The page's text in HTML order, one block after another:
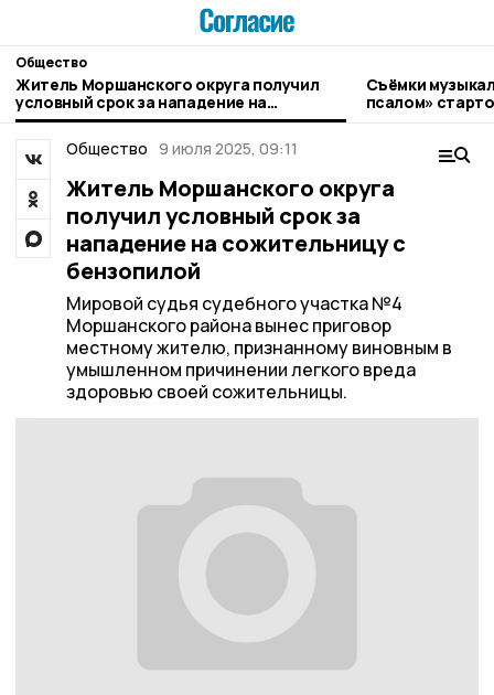
Общество
Житель Моршанского округа получил
условный срок за нападение на
сожительницу с бензопилой
Съёмки
псалом»
Общество 9 июля 2025, 09:11
Житель Моршанского округа
получил условный срок за
нападение на сожительницу с
бензопилой
Мировой судья судебного участка №4
Моршанского района вынес приговор
местному жителю, признанному виновным в
умышленном причинении легкого вреда
здоровью своей сожительницы.